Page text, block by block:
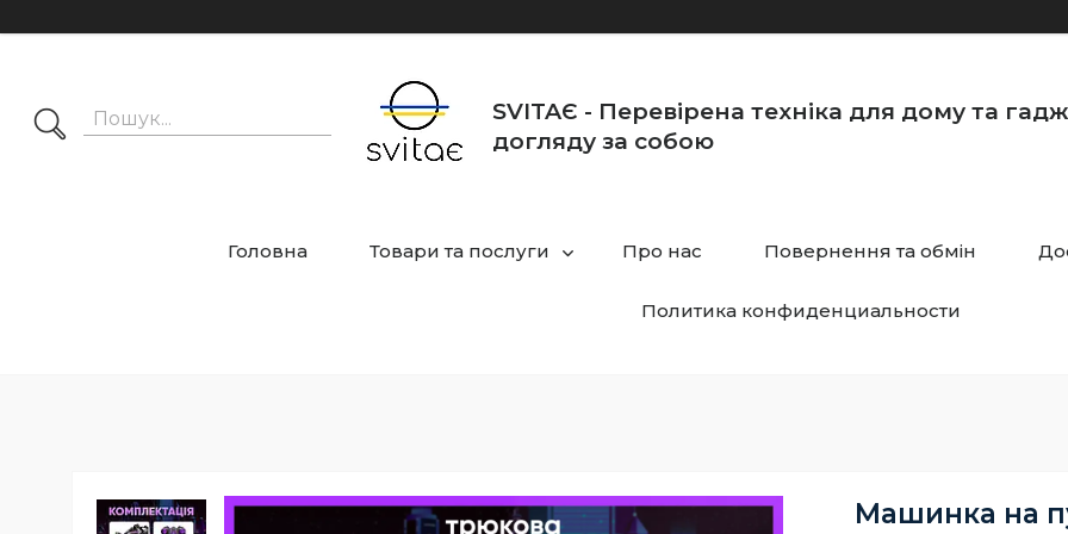
SVITAЄ - Перевірена техніка для дому та
догляду за собою
Головна Товари та послуги Про нас Повернення та обмін
Политика конфиденциальности
Машинка на